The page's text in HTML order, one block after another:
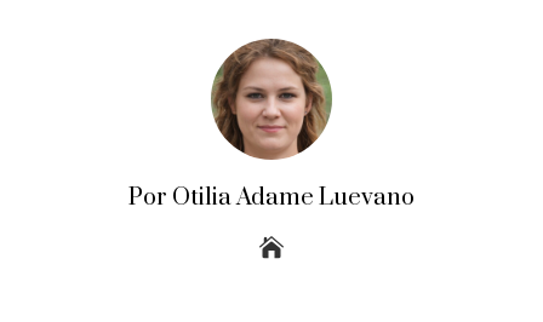
Por Otilia Adame Luevano